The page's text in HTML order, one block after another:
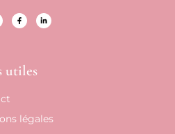
utiles
légales